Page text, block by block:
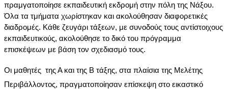
πραμγατοποίησε εκπαιδευτική εκδρομή στην πόλη της Νάξου.
Όλα τα τμήματα χωρίστηκαν και ακολούθησαν διαφορετικές
διαδρομές. Κάθε ζευγάρι τάξεων, με συνοδούς τους αντίστοιχους
εκπαιδευτικούς, ακολούθησε το δικό του πρόγραμμα
επισκέψεων με βάση τον σχεδιασμό τους.
Οι μαθητές  της Α και της Β τάξης, στα πλαίσια της Μελέτης
Περιβάλλοντος, πραγματοποίησαν επίσκεψη στο εικαστικό